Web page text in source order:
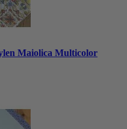
Maiolica Multicolor